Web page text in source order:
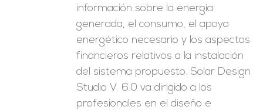
información sobre la energía
generada, el consumo, el apoyo
energético necesario y los aspectos
financieros relativos a la instalación
del sistema propuesto. Solar Design
Studio V. 6.0 va dirigido a los
profesionales en el diseño e